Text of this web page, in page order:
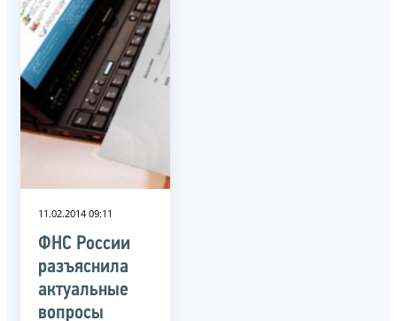
11.02.2014 09:11
ФНС России
разъяснила
актуальные
вопросы